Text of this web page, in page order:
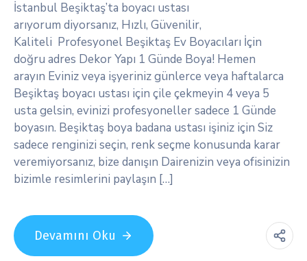
İstanbul Beşiktaş’ta boyacı ustası
arıyorum diyorsanız, Hızlı, Güvenilir,
Kaliteli Profesyonel Beşiktaş Ev Boyacıları İçin
doğru adres Dekor Yapı 1 Günde Boya! Hemen
arayın Eviniz veya işyeriniz günlerce veya haftalarca
Beşiktaş boyacı ustası için çile çekmeyin 4 veya 5
usta gelsin, evinizi profesyoneller sadece 1 Günde
boyasın. Beşiktaş boya badana ustası işiniz için Siz
sadece renginizi seçin, renk seçme konusunda karar
veremiyorsanız, bize danışın Dairenizin veya ofisinizin
bizimle resimlerini paylaşın […]
Devamını Oku